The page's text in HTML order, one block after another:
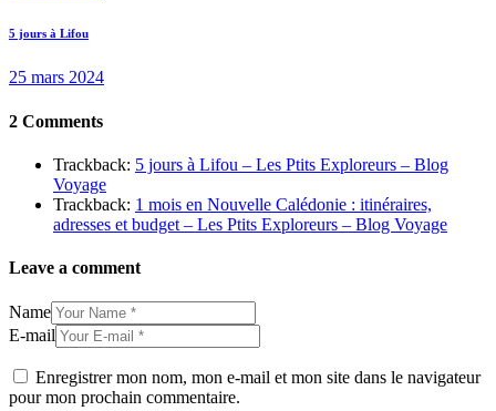
Next
5 jours à Lifou
25 mars 2024
2 Comments
Trackback: 5 jours à Lifou – Les Ptits Exploreurs – Blog
Voyage
Trackback: 1 mois en Nouvelle Calédonie : itinéraires,
adresses et budget – Les Ptits Exploreurs – Blog Voyage
Leave a comment
Name
E-mail
Enregistrer mon nom, mon e-mail et mon site dans le navigateur
pour mon prochain commentaire.